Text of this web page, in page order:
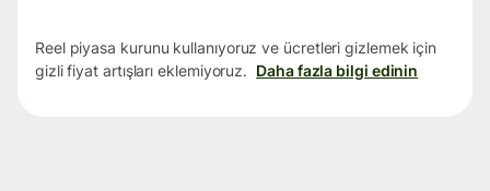
Reel piyasa kurunu kullanıyoruz ve ücretleri gizlemek için
gizli fiyat artışları eklemiyoruz. Daha fazla bilgi edinin